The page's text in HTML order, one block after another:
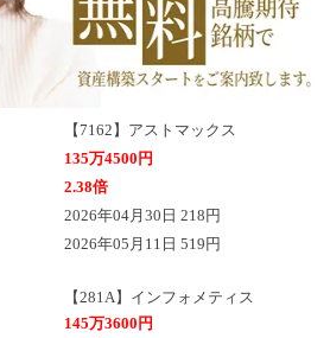
【7162】アストマックス
135万4500円
2.38倍
2026年04月30日 218円
2026年05月11日 519円
【281A】インフォメティス
145万3600円